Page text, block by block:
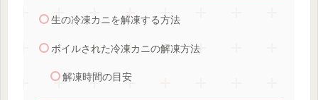
生の冷凍カニを解凍する方法
ボイルされた冷凍カニの解凍方法
解凍時間の目安